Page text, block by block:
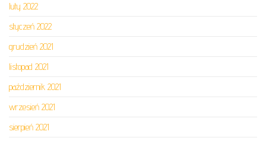
luty 2022
styczeń 2022
grudzień 2021
listopad 2021
październik 2021
wrzesień 2021
sierpień 2021